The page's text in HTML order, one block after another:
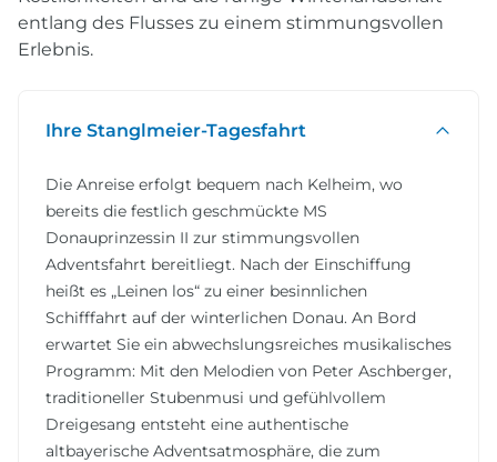
entlang des Flusses zu einem stimmungsvollen
Erlebnis.
Ihre Stanglmeier-Tagesfahrt
Die Anreise erfolgt bequem nach Kelheim, wo
bereits die festlich geschmückte MS
Donauprinzessin II zur stimmungsvollen
Adventsfahrt bereitliegt. Nach der Einschiffung
heißt es „Leinen los“ zu einer besinnlichen
Schifffahrt auf der winterlichen Donau. An Bord
erwartet Sie ein abwechslungsreiches musikalisches
Programm: Mit den Melodien von Peter Aschberger,
traditioneller Stubenmusi und gefühlvollem
Dreigesang entsteht eine authentische
altbayerische Adventsatmosphäre, die zum